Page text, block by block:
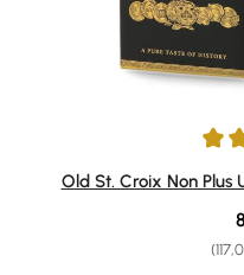
Durchschnittliche
Old St. Croix Non Plus